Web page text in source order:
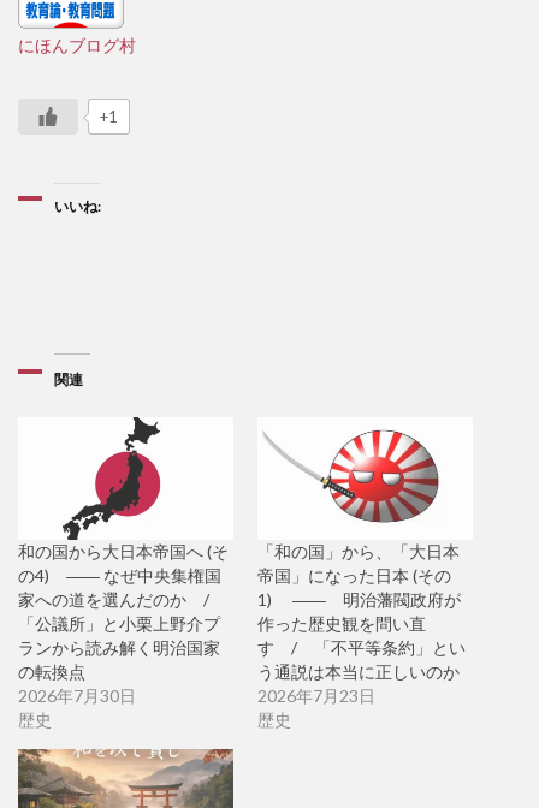
にほんブログ村
+1
いいね:
関連
和の国から大日本帝国へ (そ
の4) ―― なぜ中央集権国
家への道を選んだのか /
「公議所」と小栗上野介プ
ランから読み解く明治国家
の転換点
2026年7月30日
歴史
「和の国」から、「大日本
帝国」になった日本 (その
1) ―― 明治藩閥政府が
作った歴史観を問い直
す / 「不平等条約」とい
う通説は本当に正しいのか
2026年7月23日
歴史